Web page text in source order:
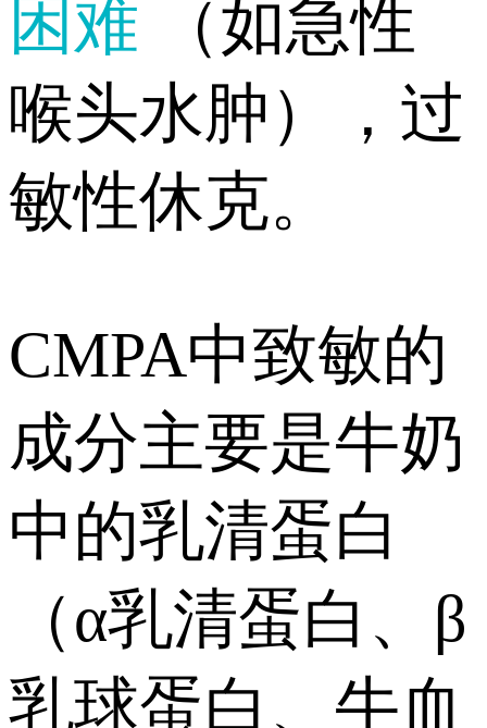
困难
（如急性
喉头水肿），过
敏性休克。
CMPA中致敏的
成分主要是牛奶
中的乳清蛋白
（α乳清蛋白、β
乳球蛋白、牛血